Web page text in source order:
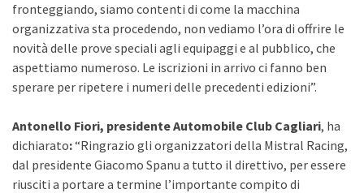
fronteggiando, siamo contenti di come la macchina
organizzativa sta procedendo, non vediamo l’ora di offrire le
novità delle prove speciali agli equipaggi e al pubblico, che
aspettiamo numeroso. Le iscrizioni in arrivo ci fanno ben
sperare per ripetere i numeri delle precedenti edizioni”.
Antonello Fiori, presidente Automobile Club Cagliari, ha
dichiarato:“Ringrazio gli organizzatori della Mistral Racing,
dal presidente Giacomo Spanu a tutto il direttivo, per essere
riusciti a portare a termine l’importante compito di